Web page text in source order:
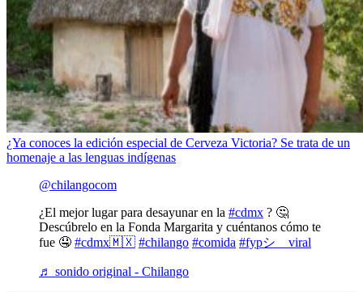
¿Ya conoces la edición especial de Cerveza Victoria? Se trata de un
homenaje a las lenguas indígenas
@chilangocom
¿El mejor lugar para desayunar en la #cdmx ? 🤔
Descúbrelo en la Fonda Margarita y cuéntanos cómo te
fue 🤤 #cdmx🇲🇽 #chilango #comida #fypシ゚viral
♬ sonido original - Chilango